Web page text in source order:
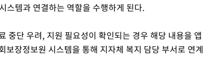
스템과 연결하는 역할을 수행하게 된다.
중단 우려, 지원 필요성이 확인되는 경우 해당 내용을 앱
보장정보원 시스템을 통해 지자체 복지 담당 부서로 연계